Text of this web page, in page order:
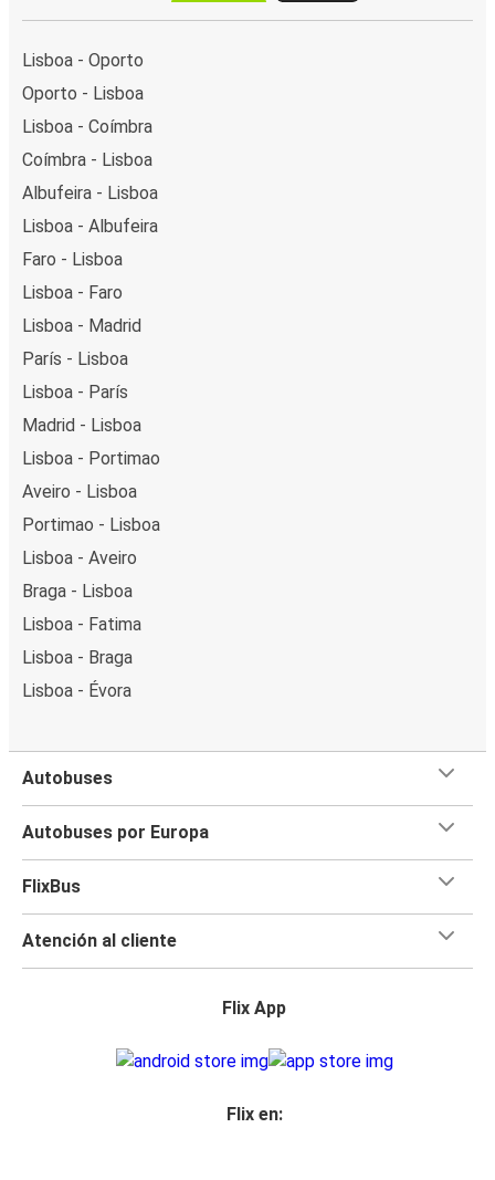
Lisboa - Oporto
Oporto - Lisboa
Lisboa - Coímbra
Coímbra - Lisboa
Albufeira - Lisboa
Lisboa - Albufeira
Faro - Lisboa
Lisboa - Faro
Lisboa - Madrid
París - Lisboa
Lisboa - París
Madrid - Lisboa
Lisboa - Portimao
Aveiro - Lisboa
Portimao - Lisboa
Lisboa - Aveiro
Braga - Lisboa
Lisboa - Fatima
Lisboa - Braga
Lisboa - Évora
Autobuses
Autobuses por Europa
FlixBus
Atención al cliente
Flix App
Flix en: